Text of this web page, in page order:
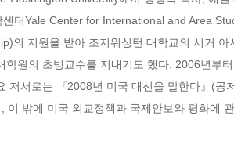
터Yale Center for International and Area
의 지원을 받아 조지워싱턴 대학교의 시거
원의 초빙교수를 지내기도 했다. 2006년부
서로는 『2008년 미국 대선을 말한다』(공
밖에 미국 외교정책과 국제안보와 평화에